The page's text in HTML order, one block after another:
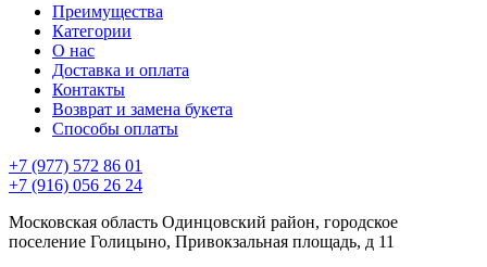
Преимущества
Категории
О нас
Доставка и оплата
Контакты
Возврат и замена букета
Способы оплаты
+7 (977) 572 86 01
+7 (916) 056 26 24
Московская область Одинцовский район, городское
поселение Голицыно, Привокзальная площадь, д 11